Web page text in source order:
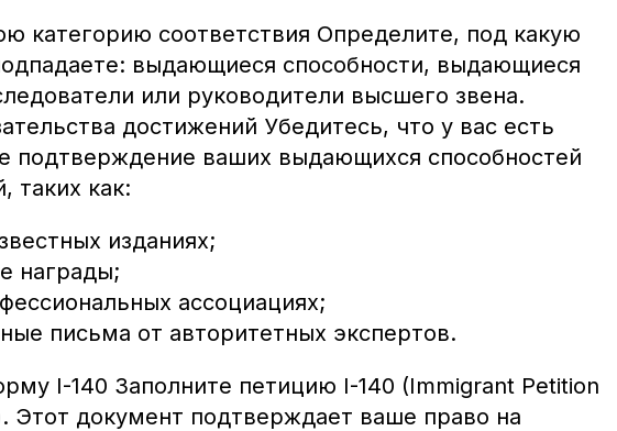
категорию соответствия Определите, под какую
выдающиеся способности, выдающиеся
или руководители высшего звена.
достижений Убедитесь, что у вас есть
подтверждение ваших выдающихся способностей
таких как:
изданиях;
награды;
ассоциациях;
письма от авторитетных экспертов.
I-140 Заполните петицию I-140 (Immigrant Petition
Этот документ подтверждает ваше право на